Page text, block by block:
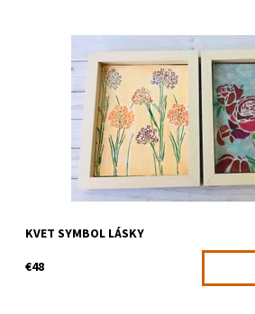
keramický obrázok Kvet v ráme i na
Dostupnosť:
Skladom
2005
KVET SYMBOL LÁSKY
€48